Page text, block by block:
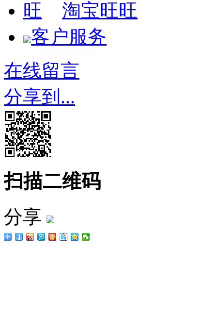
淘宝旺旺
客户服务
在线留言
分享到...
扫描二维码
分享